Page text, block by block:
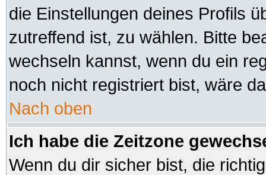
die Einstellungen deines Profils
zutreffend ist, zu wählen. Bitte
wechseln kannst, wenn du ein
noch nicht registriert bist, wäre
Nach oben
Ich habe die Zeitzone
Wenn du dir sicher bist, die